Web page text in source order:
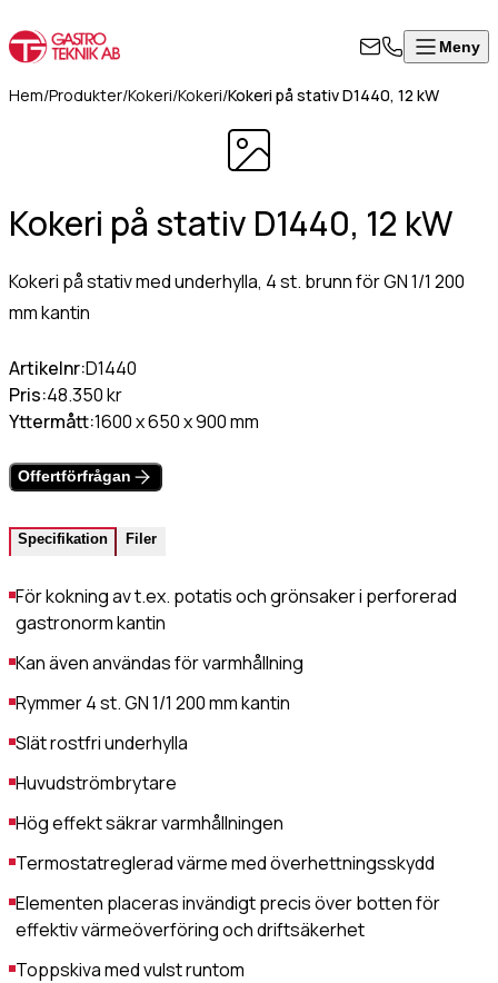
Meny
Hem/Produkter/Kokeri/Kokeri/Kokeri på stativ D1440, 12 kW
Kokeri på stativ D1440, 12 kW
Kokeri på stativ med underhylla, 4 st. brunn för GN 1/1 200
mm kantin
Artikelnr:D1440
Pris:48.350 kr
Yttermått:1600 x 650 x 900 mm
Offertförfrågan
Specifikation Filer
För kokning av t.ex. potatis och grönsaker i perforerad
gastronorm kantin
Kan även användas för varmhållning
Rymmer 4 st. GN 1/1 200 mm kantin
Slät rostfri underhylla
Huvudströmbrytare
Hög effekt säkrar varmhållningen
Termostatreglerad värme med överhettningsskydd
Elementen placeras invändigt precis över botten för
effektiv värmeöverföring och driftsäkerhet
Toppskiva med vulst runtom
Stäng
oss
Kontakt
för att
vi så
som
(Obligatoriskt)
(Obligatoriskt)
(Obligatoriskt)
Värmeskåp, hög modell
Värmeri/vattenbad med inredning
Värmeri för korv, mos, bröd
Värmehurts
Värmeskåp med slagdörr
Värmeskåp/Hurts i kombination
Vattenbad för infällnad/inbyggnad
Vattenbad bänkmodell
Värmevagnar
Dispenser för korg/bricka/kantin
Hamburgervärmeri
Utlämningshylla